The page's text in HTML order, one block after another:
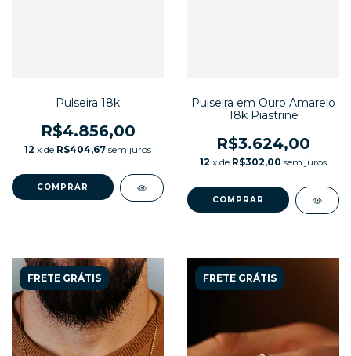
Pulseira 18k
R$4.856,00
12 x de R$404,67 sem juros
Pulseira em Ouro Amarelo
18k Piastrine
R$3.624,00
12 x de R$302,00 sem juros
COMPRAR
FRETE GRÁTIS FRETE GRÁTIS